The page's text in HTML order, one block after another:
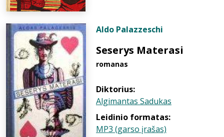
Aldo Palazzeschi
Seserys Materasi
romanas
Diktorius:
Algimantas Sadukas
Leidinio formatas:
MP3 (garso įrašas)